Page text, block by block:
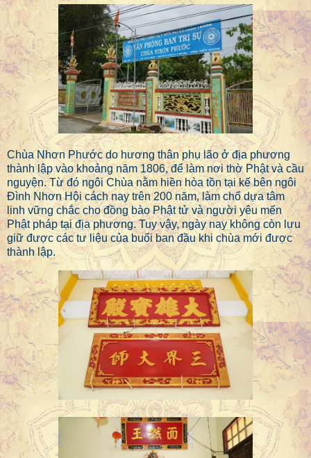
Chùa Nhơn Phước do hương thân phụ lão ở địa phương
thành lập vào khoảng năm 1806, để làm nơi thờ Phật và cầu
nguyện. Từ đó ngôi Chùa nằm hiền hòa tồn tại kế bên ngôi
Đình Nhơn Hội cách nay trên 200 năm, làm chổ dựa tâm
linh vững chắc cho đồng bào Phật tử và người yêu mến
Phật pháp tại địa phương. Tuy vậy, ngày nay không còn lưu
giữ được các tư liệu của buổi ban đầu khi chùa mới được
thành lập.